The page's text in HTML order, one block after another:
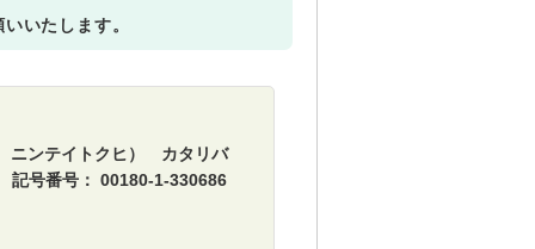
いたします。
ニンテイトクヒ） カタリバ
記号番号： 00180-1-330686